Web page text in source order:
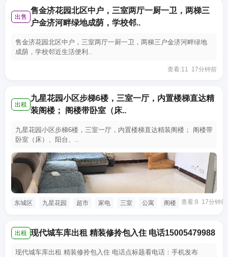
出售
售金济花园北区中户，三室两厅一厨一卫，两梯三
户金济河畔绿地成荫，学校邻..
售金济花园北区中户，三室两厅一厨一卫，两梯三户金济河畔绿地
成荫，学校邻近生活便利..
查看:11 17分钟前
出租
九星花园小区步梯6楼，三室一厅，内置楼梯直达精
装阁楼； 阁楼带卧室（床..
九星花园小区步梯6楼，三室一厅，内置楼梯直达精装阁楼； 阁楼带
卧室（床）、阳台、..
东城区 九星花园 超市 家电 三室 公寓 阁楼 查看:8 17分钟前
出租 现代城车库出租 精装修拎包入住 电话15005479988
现代城车库出租 精装修拎包入住 电话点标题看电话：手机发布